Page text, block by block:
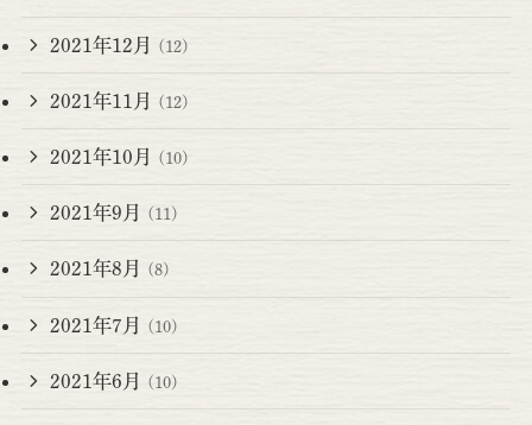
2021年12月 (12)
2021年11月 (12)
2021年10月 (10)
2021年9月 (11)
2021年8月 (8)
2021年7月 (10)
2021年6月 (10)